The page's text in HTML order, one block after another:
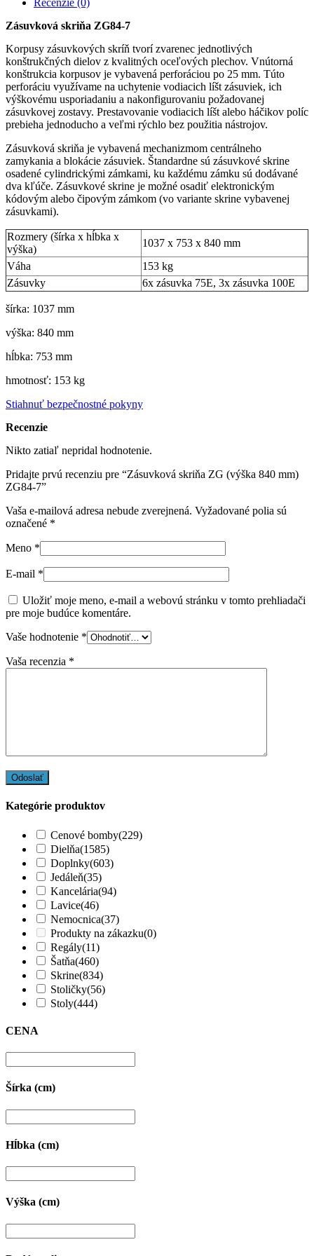
Recenzie (0)
Zásuvková skriňa ZG84-7
Korpusy zásuvkových skríň tvorí zvarenec jednotlivých
konštrukčných dielov z kvalitných oceľových plechov. Vnútorná
konštrukcia korpusov je vybavená perforáciou po 25 mm. Túto
perforáciu využívame na uchytenie vodiacich líšt zásuviek, ich
výškovému usporiadaniu a nakonfigurovaniu požadovanej
zásuvkovej zostavy. Prestavovanie vodiacich líšt alebo háčikov políc
prebieha jednoducho a veľmi rýchlo bez použitia nástrojov.
Zásuvková skriňa je vybavená mechanizmom centrálneho
zamykania a blokácie zásuviek. Štandardne sú zásuvkové skrine
osadené cylindrickými zámkami, ku každému zámku sú dodávané
dva kľúče. Zásuvkové skrine je možné osadiť elektronickým
kódovým alebo čipovým zámkom (vo variante skrine vybavenej
zásuvkami).
Rozmery (šírka x hĺbka x
výška)
1037 x 753 x 840 mm
Váha
153 kg
Zásuvky
6x zásuvka 75E, 3x zásuvka 100E
šírka: 1037 mm
výška: 840 mm
hĺbka: 753 mm
hmotnosť: 153 kg
Stiahnuť bezpečnostné pokyny
Recenzie
Nikto zatiaľ nepridal hodnotenie.
Pridajte prvú recenziu pre “Zásuvková skriňa ZG (výška 840 mm)
ZG84-7”
Vaša e-mailová adresa nebude zverejnená. Vyžadované polia sú
označené *
Meno *
E-mail *
Uložiť moje meno, e-mail a webovú stránku v tomto prehliadači
pre moje budúce komentáre.
Vaše hodnotenie *
Vaša recenzia *
Kategórie produktov
Cenové bomby(229)
Dielňa(1585)
Doplnky(603)
Jedáleň(35)
Kancelária(94)
Lavice(46)
Nemocnica(37)
Produkty na zákazku(0)
Regály(11)
Šatňa(460)
Skrine(834)
Stoličky(56)
Stoly(444)
CENA
Šírka (cm)
Hĺbka (cm)
Výška (cm)